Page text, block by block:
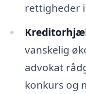
rettigheder
vanskelig
advokat
konkurs og